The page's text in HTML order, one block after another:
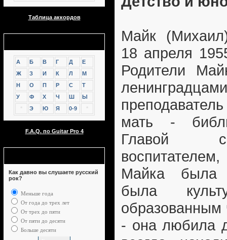
Таблица аккордов
А Б В Г Д
Е
Ж
З И К Л
М
Н
О П Р С
Т
У
Ф Х Ч Ш
Ы
Э Ю Я 0-9
F.A.Q. по Guitar Pro 4
Как давно вы слушаете русский
рок?
Меньше года
От года до трех лет
От трех до пяти
От пяти до десяти
Больше десяти
Майк
18 апреля
Родители
мать -
Главой
Майка была
была
образованным
- она любила